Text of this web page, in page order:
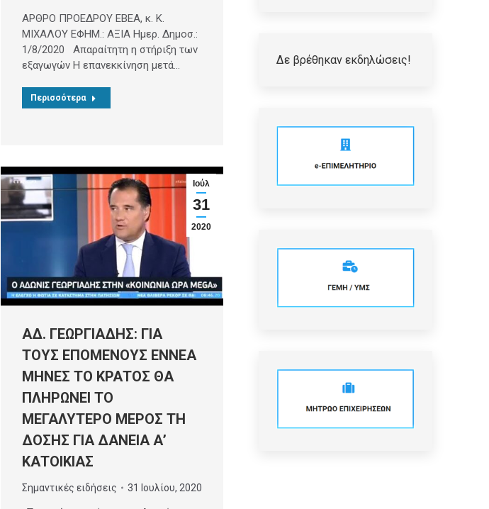
ΑΡΘΡΟ ΠΡΟΕΔΡΟΥ ΕΒΕΑ, κ. Κ.
ΜΙΧΑΛΟΥ ΕΦΗΜ.: ΑΞΙΑ Ημερ. Δημοσ.:
1/8/2020 Απαραίτητη η στήριξη των
εξαγωγών Η επανεκκίνηση μετά…
Περισσότερα
Ιούλ
31
2020
ΑΔ. ΓΕΩΡΓΙΑΔΗΣ: ΓΙΑ
ΤΟΥΣ ΕΠΟΜΕΝΟΥΣ ΕΝΝΕΑ
ΜΗΝΕΣ ΤΟ ΚΡΑΤΟΣ ΘΑ
ΠΛΗΡΩΝΕΙ ΤΟ
ΜΕΓΑΛΥΤΕΡΟ ΜΕΡΟΣ ΤΗ
ΔΟΣΗΣ ΓΙΑ ΔΑΝΕΙΑ Α’
ΚΑΤΟΙΚΙΑΣ
Σημαντικές ειδήσεις 31 Ιουλίου, 2020
Δε βρέθηκαν εκδηλώσεις!